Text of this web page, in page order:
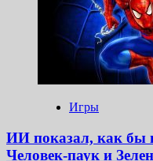
Игры
ИИ показал, как бы
Человек-паук и